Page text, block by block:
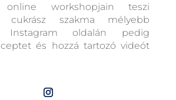
online workshopjain teszi
szakma mélyebb
Instagram oldalán pedig
és hozzá tartozó videót